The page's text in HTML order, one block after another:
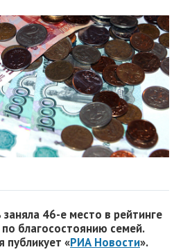
46-е место в рейтинге
благосостоянию семей.
публикует «РИА Новости».